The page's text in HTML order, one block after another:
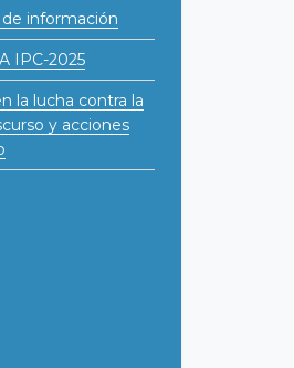
información
IPC-2025
la lucha contra la
y acciones